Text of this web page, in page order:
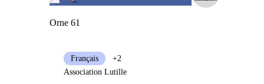
Orne 61
Français
+2
Association Lutille